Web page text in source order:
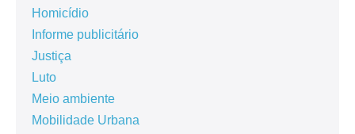
Homicídio
Informe publicitário
Justiça
Luto
Meio ambiente
Mobilidade Urbana